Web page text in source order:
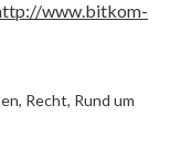
www.bitkom-
, Recht, Rund um